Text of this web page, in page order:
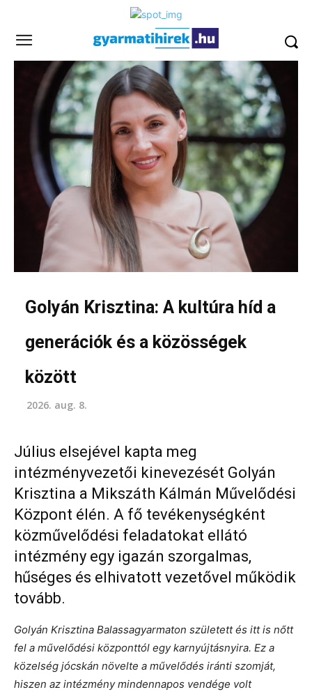
Golyán Krisztina: A kultúra híd a
generációk és a közösségek
között
2026. aug. 8.
Július elsejével kapta meg
intézményvezetői kinevezését Golyán
Krisztina a Mikszáth Kálmán Művelődési
Központ élén. A fő tevékenységként
közművelődési feladatokat ellátó
intézmény egy igazán szorgalmas,
hűséges és elhivatott vezetővel működik
tovább.
Golyán Krisztina Balassagyarmaton született és itt is nőtt
fel a művelődési központtól egy karnyújtásnyira. Ez a
közelség jócskán növelte a művelődés iránti szomját,
hiszen az intézmény mindennapos vendége volt